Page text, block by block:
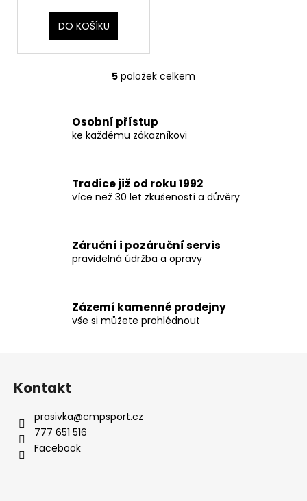
DO KOŠÍKU
O
á
d
í
p
k
y
p
i
u
5 položek celkem
Osobní přístup
ke každému zákazníkovi
Tradice již od roku 1992
více než 30 let zkušeností a důvěry
Záruční i pozáruční servis
pravidelná údržba a opravy
Zázemí kamenné prodejny
vše si můžete prohlédnout
Z
Kontakt
prasivka@cmpsport.cz
777 651 516
Facebook